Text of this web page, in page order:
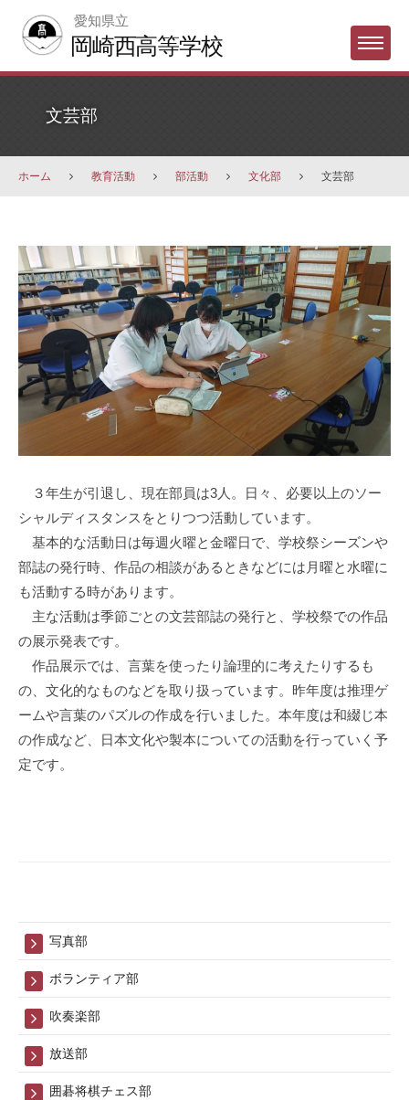
愛知県立
岡崎西高等学校 Menu
文芸部
ホーム 教育活動 部活動 文化部 文芸部
文
芸
部
2026
年
月
25
３年生が引退し、現在部員は3人。日々、必要以上のソー
シャルディスタンスをとりつつ活動しています。
基本的な活動日は毎週火曜と金曜日で、学校祭シーズンや
部誌の発行時、作品の相談があるときなどには月曜と水曜に
も活動する時があります。
主な活動は季節ごとの文芸部誌の発行と、学校祭での作品
の展示発表です。
作品展示では、言葉を使ったり論理的に考えたりするも
の、文化的なものなどを取り扱っています。昨年度は推理ゲ
ームや言葉のパズルの作成を行いました。本年度は和綴じ本
の作成など、日本文化や製本についての活動を行っていく予
定です。
写真部
ボランティア部
吹奏楽部
放送部
囲碁将棋チェス部